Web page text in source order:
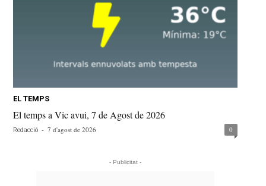
EL TEMPS
El temps a Vic avui, 7 de Agost de 2026
Redacció - 7 d'agost de 2026 0
- Publicitat -